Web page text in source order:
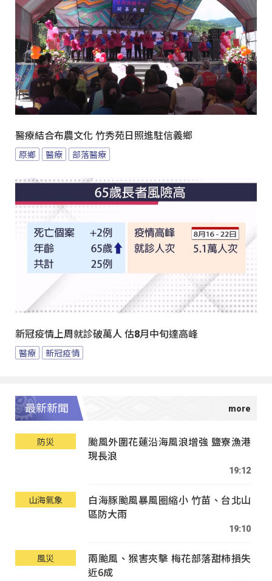
醫療結合布農文化 竹秀苑日照進駐信義鄉
原鄉 醫療 部落醫療
新冠疫情上周就診破萬人 估8月中旬達高峰
醫療 新冠疫情
最新新聞
防災
颱風外圍花蓮沿海風浪增強 鹽寮漁港
現長浪
19:12
山海氣象
白海豚颱風暴風圈縮小 竹苗、台北山
區防大雨
19:10
風災
兩颱風、猴害夾擊 梅花部落甜柿損失
近6成